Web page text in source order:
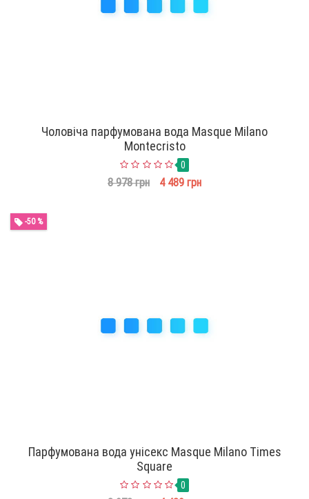
Чоловіча парфумована вода Masque Milano
Montecristo
0
8 978 грн 4 489 грн
-50 %
Парфумована вода унісекс Masque Milano Times
Square
0